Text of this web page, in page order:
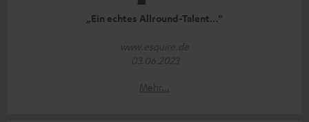
„Ein echtes Allround-Talent…“
www.esquire.de
03.06.2023
Mehr...